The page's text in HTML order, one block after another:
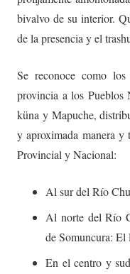
bivalvo de su interior.
de la presencia y el
Se reconoce como los
provincia a los Pueblos
küna y Mapuche,
y aproximada manera y
Provincial y Nacional:
Al sur del Río
Al norte del Río
de Somuncura:
En el centro y